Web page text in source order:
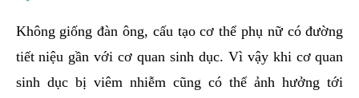
Không giống đàn ông, cấu tạo cơ thể phụ nữ có đường
tiết niệu gần với cơ quan sinh dục. Vì vậy khi cơ quan
sinh dục bị viêm nhiễm cũng có thể ảnh hưởng tới